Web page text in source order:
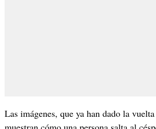
Las imágenes, que ya han dado la